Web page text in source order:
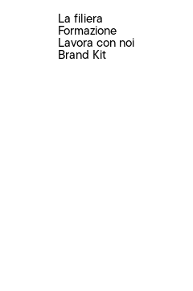
La filiera
Formazione
Lavora con noi
Brand Kit